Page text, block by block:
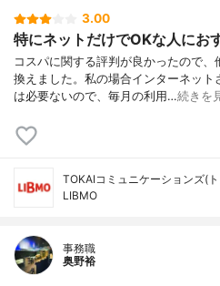
3.00
特にネットだけでOKな人にお
コスパに関する評判が良かったので、
換えました。私の場合インターネッ
は必要ないので、毎月の利用…続きを
TOKAIコミュニケーションズ(
LIBMO
事務職
奥野裕